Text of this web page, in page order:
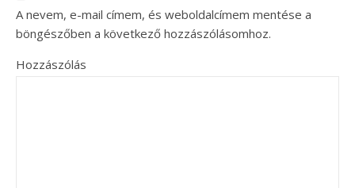
A nevem, e-mail címem, és weboldalcímem mentése a
böngészőben a következő hozzászólásomhoz.
Hozzászólás